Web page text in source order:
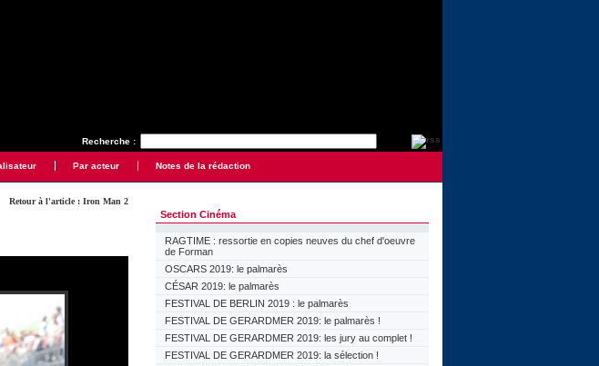
Recherche :
Par acteur Notes de la rédaction
Retour à l'article : Iron Man 2
Section Cinéma
RAGTIME : ressortie en copies neuves du chef d'oeuvre
de Forman
OSCARS 2019: le palmarès
CÉSAR 2019: le palmarès
FESTIVAL DE BERLIN 2019 : le palmarès
FESTIVAL DE GERARDMER 2019: le palmarès !
FESTIVAL DE GERARDMER 2019: les jury au complet !
FESTIVAL DE GERARDMER 2019: la sélection !